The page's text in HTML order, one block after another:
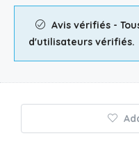
Avis vérifiés -
d'utilisateurs vérifiés.